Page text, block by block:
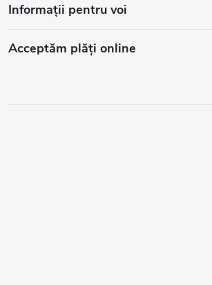
Informații pentru voi
Acceptăm plăţi online